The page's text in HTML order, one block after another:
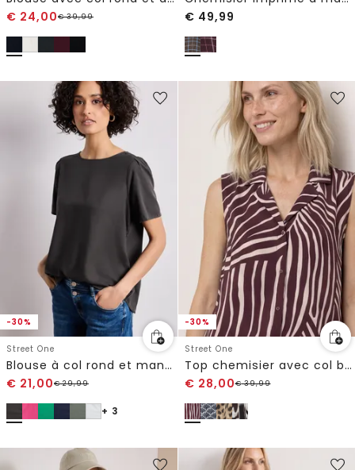
€ 24,00€39,99
€ 49,99
-30%
Street One
Blouse à col rond et manches courtes bouffantes
€ 21,00€29,99
+ 3
-30%
Street One
Top chemisier avec col bowling et nœuds
€ 28,00€39,99